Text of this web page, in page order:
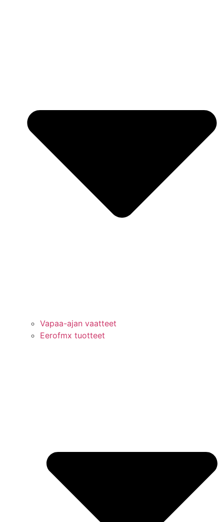
Vapaa-ajan vaatteet
Eerofmx tuotteet